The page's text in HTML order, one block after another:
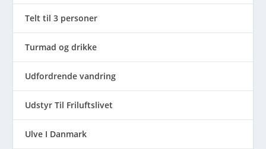
Telt til 3 personer
Turmad og drikke
Udfordrende vandring
Udstyr Til Friluftslivet
Ulve I Danmark